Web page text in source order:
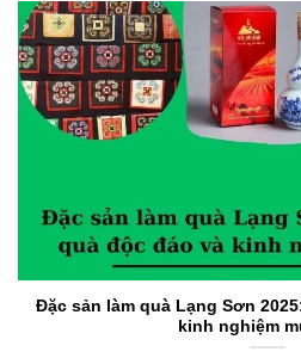
Đặc sản làm quà Lạng Sơn
kinh nghiệm